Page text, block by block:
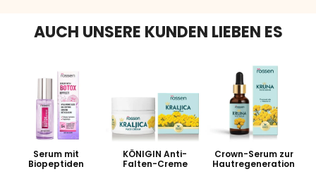
AUCH UNSERE KUNDEN LIEBEN ES
Serum mit
Biopeptiden
KÖNIGIN Anti-
Falten-Creme
Crown-Serum zur
Hautregeneration